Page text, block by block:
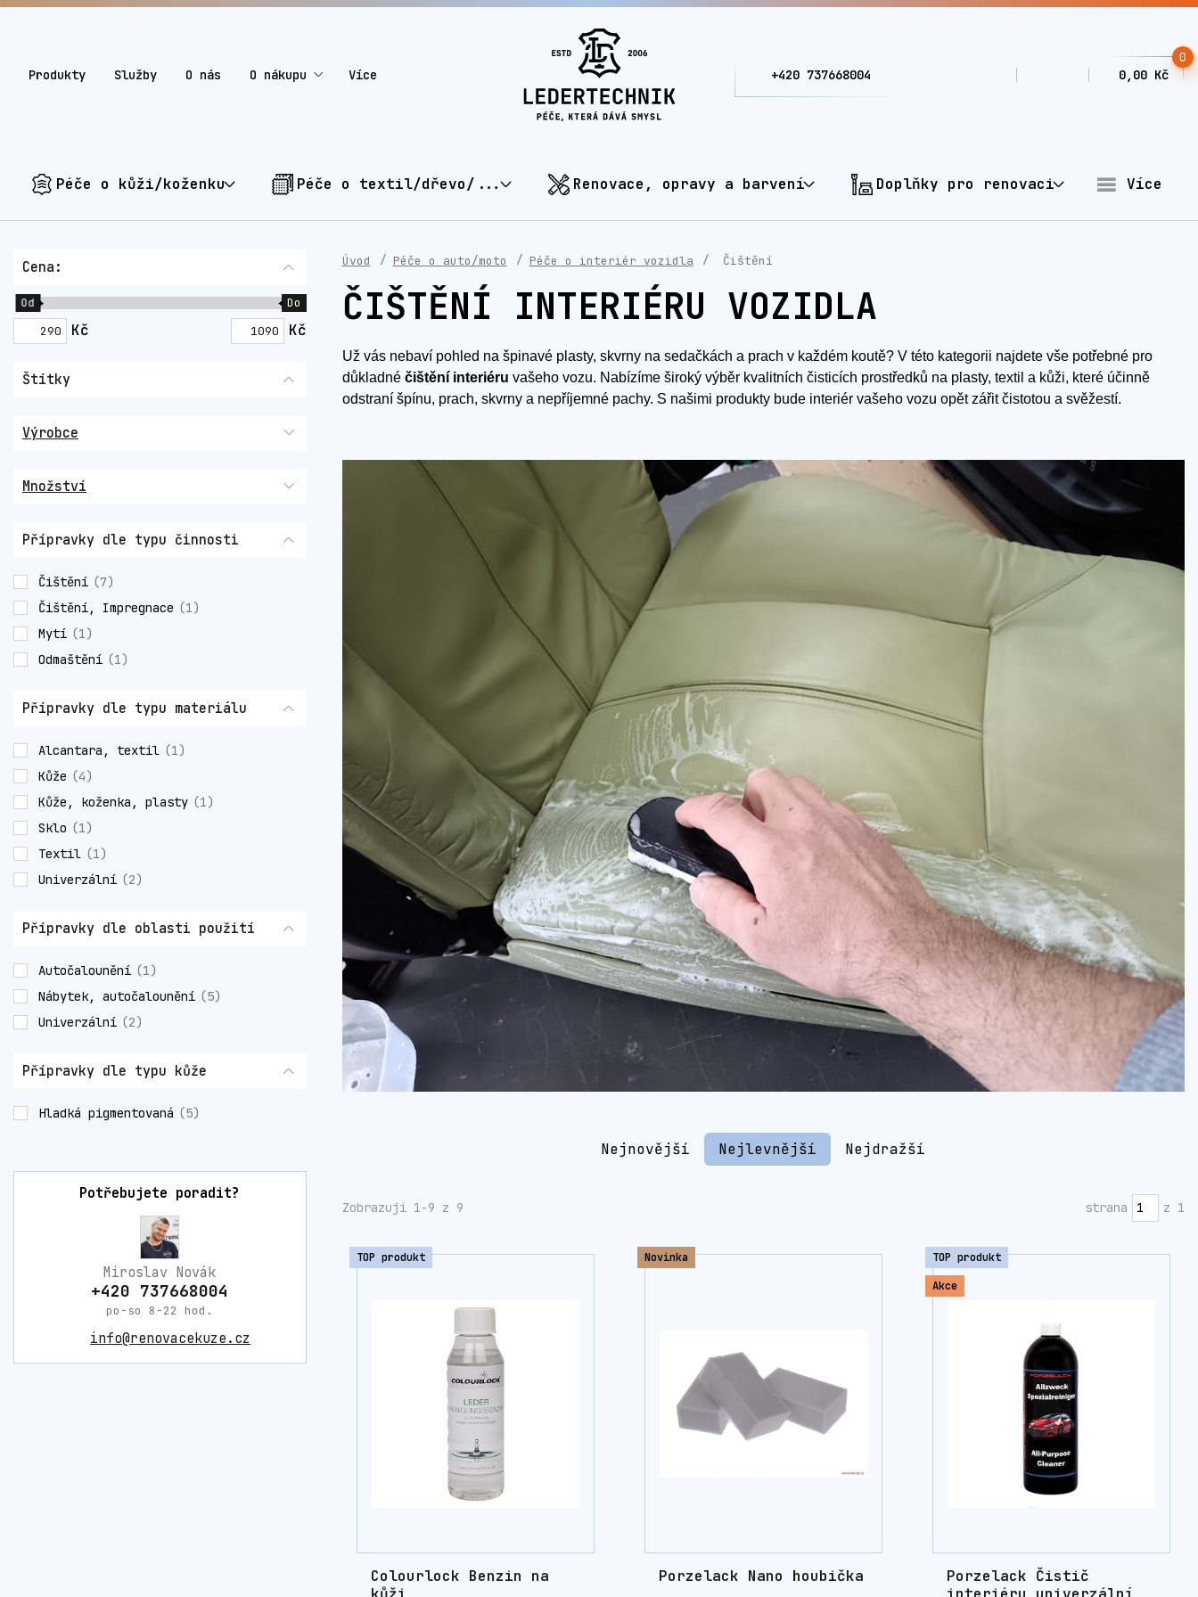
Produkty Služby O nás O nákupu Více
0
0,00 Kč
+420 737668004
Péče o kůži/koženku Péče o textil/dřevo/... Renovace, opravy a barvení Doplňky pro renovaci Více
Cena:
Kč
Od Do
Kč
Štítky
Výrobce
Množství
Přípravky dle typu činnosti
Čištění (7)
Čištění, Impregnace (1)
Mytí (1)
Odmaštění (1)
Přípravky dle typu materiálu
Alcantara, textil (1)
Kůže (4)
Kůže, koženka, plasty (1)
Sklo (1)
Textil (1)
Univerzální (2)
Přípravky dle oblasti použití
Autočalounění (1)
Nábytek, autočalounění (5)
Univerzální (2)
Přípravky dle typu kůže
Hladká pigmentovaná (5)
Potřebujete poradit?
Miroslav Novák
+420 737668004
po-so 8-22 hod.
info@renovacekuze.cz
Úvod Péče o auto/moto Péče o interiér vozidla Čištění
ČIŠTĚNÍ INTERIÉRU VOZIDLA
Už vás nebaví pohled na špinavé plasty, skvrny na sedačkách a prach v každém koutě? V této kategorii najdete vše potřebné pro
důkladné čištění interiéru vašeho vozu. Nabízíme široký výběr kvalitních čisticích prostředků na plasty, textil a kůži, které účinně
odstraní špínu, prach, skvrny a nepříjemné pachy. S našimi produkty bude interiér vašeho vozu opět zářit čistotou a svěžestí.
Nejnovější Nejlevnější Nejdražší
Zobrazuji 1-9 z 9 strana z 1
TOP produkt
Colourlock Benzin na
Novinka
Porzelack Nano houbička
TOP produkt
Akce
Porzelack Čistič